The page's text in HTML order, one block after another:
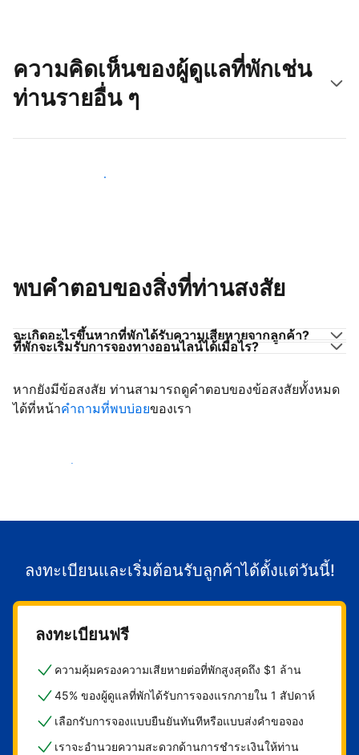
ความคิดเห็นของผู้ดูแลที่พักเช่น
ท่านรายอื่น ๆ
มาร่วมกับผู้ดูแลที่พักเช่นท่าน
พบคำตอบของสิ่งที่ท่านสงสัย
จะเกิดอะไรขึ้นหากที่พักได้รับความเสียหายจากลูกค้า?
ที่พักจะเริ่มรับการจองทางออนไลน์ได้เมื่อไร?
หากยังมีข้อสงสัย ท่านสามารถดูคำตอบของข้อสงสัยทั้งหมด
ได้ที่หน้าคำถามที่พบบ่อยของเรา
เริ่มต้อนรับลูกค้า
ลงทะเบียนและเริ่มต้อนรับลูกค้าได้ตั้งแต่วันนี้!
ลงทะเบียนฟรี
ความคุ้มครองความเสียหายต่อที่พักสูงสุดถึง $1 ล้าน
45% ของผู้ดูแลที่พักได้รับการจองแรกภายใน 1 สัปดาห์
เลือกรับการจองแบบยืนยันทันทีหรือแบบส่งคำขอจอง
เราจะอำนวยความสะดวกด้านการชำระเงินให้ท่าน